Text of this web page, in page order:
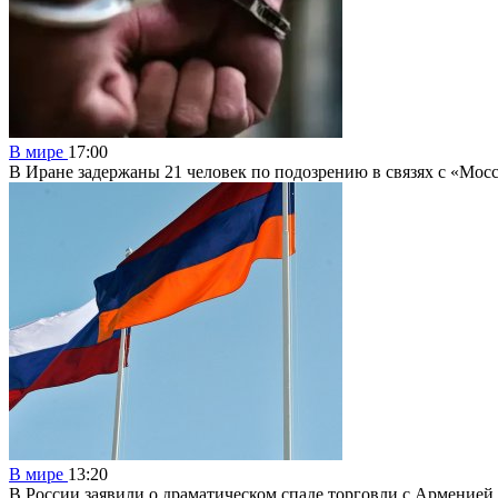
В мире 17:00
В Иране задержаны 21 человек по подозрению в связях с
В мире 13:20
В России заявили о драматическом спаде торговли с Арменией